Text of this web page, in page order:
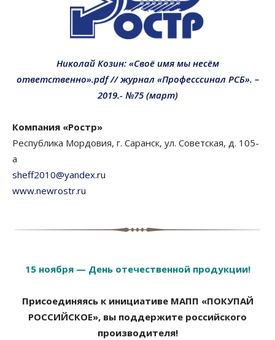
Николай Козин: «Своё имя мы несём
ответственно».pdf // журнал «Професссинал РСБ». –
2019.- №75 (март)
Компания «Ростр»
Республика Мордовия, г. Саранск, ул. Советская, д. 105-
а
sheff2010@yandex.ru
www.newrostr.ru
15 ноября — День отечественной продукции!
Присоединяясь к инициативе МАПП «ПОКУПАЙ
РОССИЙСКОЕ», вы поддержите российского
производителя!